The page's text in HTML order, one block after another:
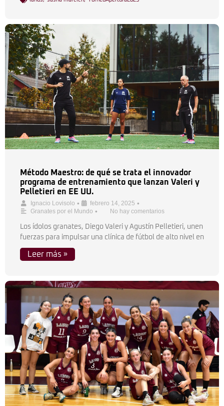
Método Maestro: de qué se trata el innovador
programa de entrenamiento que lanzan Valeri y
Pelletieri en EE UU.
Ignacio Lovisolo • febrero 14, 2025 •
Granates por el Mundo • No hay comentarios
Los ídolos granates, Diego Valeri y Agustín Pelletieri, unen
fuerzas para impulsar una clínica de fútbol de alto nivel en
Leer más »